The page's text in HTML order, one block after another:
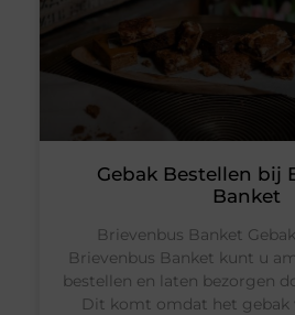
Gebak Bestellen bij
Banket
Brievenbus Banket
Brievenbus Banket kunt u
bestellen en laten bezorgen
Dit komt omdat het gebak